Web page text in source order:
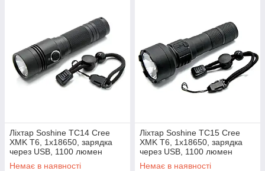
Ліхтар Soshine TC14 Cree
XMK T6, 1x18650, зарядка
через USB, 1100 люмен
Немає в наявності
Ліхтар Soshine TC15 Cree
XMK T6, 1x18650, зарядка
через USB, 1100 люмен
Немає в наявності